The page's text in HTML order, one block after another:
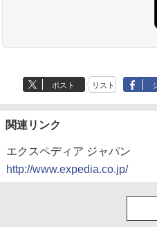
ポスト リスト
関連リンク
エクスペディア ジャパン
http://www.expedia.co.jp/